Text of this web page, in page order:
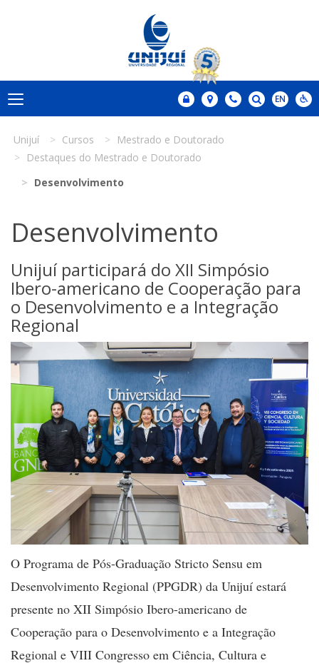
Unijuí Cursos
Mestrado e Doutorado
Destaques do Mestrado e Doutorado
Desenvolvimento
Desenvolvimento
Unijuí participará do XII Simpósio
Ibero-americano de Cooperação para
o Desenvolvimento e a Integração
Regional
O Programa de Pós-Graduação Stricto Sensu em
Desenvolvimento Regional (PPGDR) da Unijuí estará
presente no XII Simpósio Ibero-americano de
Cooperação para o Desenvolvimento e a Integração
Regional e VIII Congresso em Ciência, Cultura e